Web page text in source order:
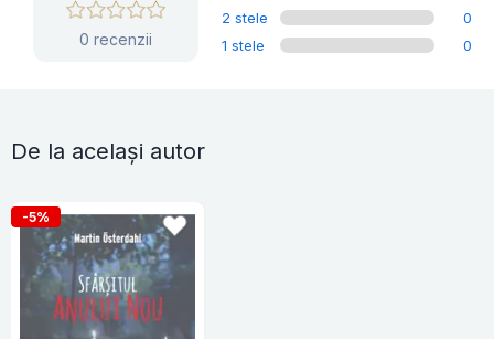
0 recenzii
2 stele
0
1 stele
0
De la același autor
-5%